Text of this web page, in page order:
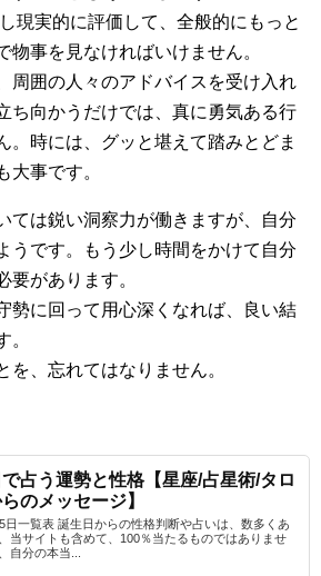
現実的に評価して、全般的にもっと
物事を見なければいけません。
周囲の人々のアドバイスを受け入れ
ち向かうだけでは、真に勇気ある行
。時には、グッと堪えて踏みとどま
大事です。
ては鋭い洞察力が働きますが、自分
うです。もう少し時間をかけて自分
要があります。
勢に回って用心深くなれば、良い結
。
を、忘れてはなりません。
占う運勢と性格【星座/占星術/タロ
のメッセージ】
日一覧表 誕生日からの性格判断や占いは、数多くあ
当サイトも含めて、100％当たるものではありませ
自分の本当...